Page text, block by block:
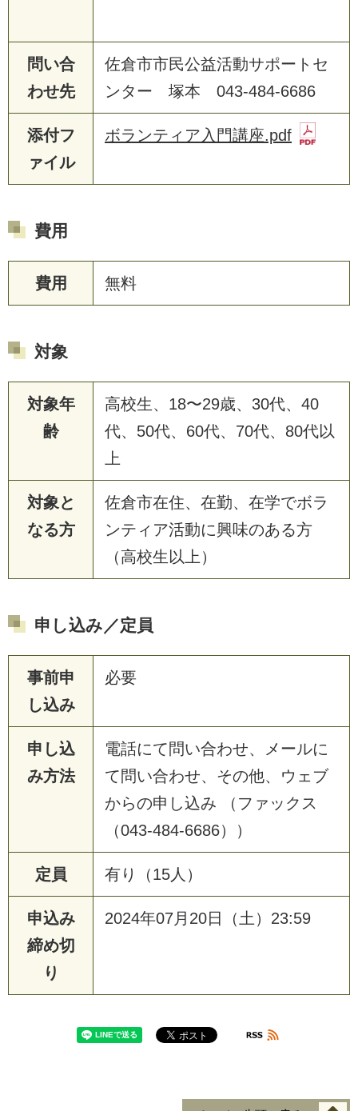
問い合
わせ先
佐倉市市民公益活動サポートセ
ンター 塚本 043-484-6686
添付フ
ァイル
ボランティア入門講座.pdf
費用
費用 無料
対象
対象年
齢
高校生、18〜29歳、30代、40
代、50代、60代、70代、80代以
上
対象と
なる方
佐倉市在住、在勤、在学でボラ
ンティア活動に興味のある方
（高校生以上）
申し込み／定員
事前申
し込み
必要
申し込
み方法
電話にて問い合わせ、メールに
て問い合わせ、その他、ウェブ
からの申し込み （ファックス
（043-484-6686））
定員 有り（15人）
申込み
締め切
り
2024年07月20日（土）23:59